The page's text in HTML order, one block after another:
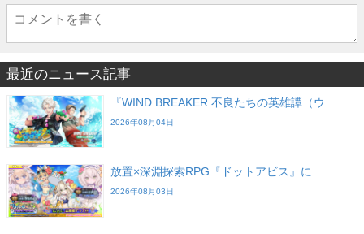
最近のニュース記事
『WIND BREAKER 不良たちの英雄譚（ウ…
2026年08月04日
放置×深淵探索RPG『ドットアビス』に…
2026年08月03日